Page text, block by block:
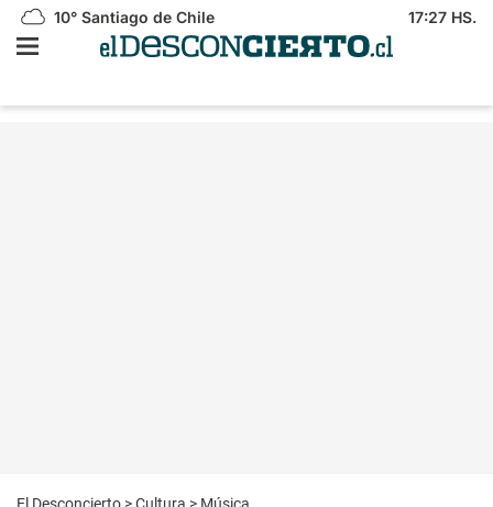
10° Santiago de Chile 17:27 HS.